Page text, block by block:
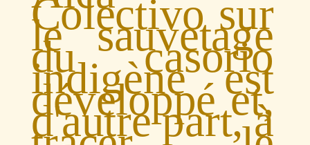
Colectivo sur
le sauvetage
du casorio
indigène est
développé et,
d'autre part, à